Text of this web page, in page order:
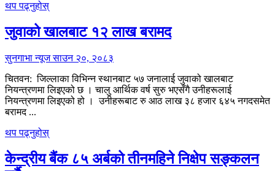
थप पढ्नुहोस्
जुवाको खालबाट १२ लाख बरामद
सुनगाभा न्यूज साउन २०, २०८३
चितवन: जिल्लाका विभिन्न स्थानबाट ५७ जनालाई जुवाको खालबाट
नियन्त्रणमा लिइएको छ । चालु आर्थिक वर्ष सुरु भएसँगै उनीहरूलाई
नियन्त्रणमा लिइएको हो । उनीहरूबाट रु आठ लाख ३८ हजार ६४५ नगदसमेत
बरामद ...
थप पढ्नुहोस्
केन्द्रीय बैंक ८५ अर्बको तीनमहिने निक्षेप सङ्कलन